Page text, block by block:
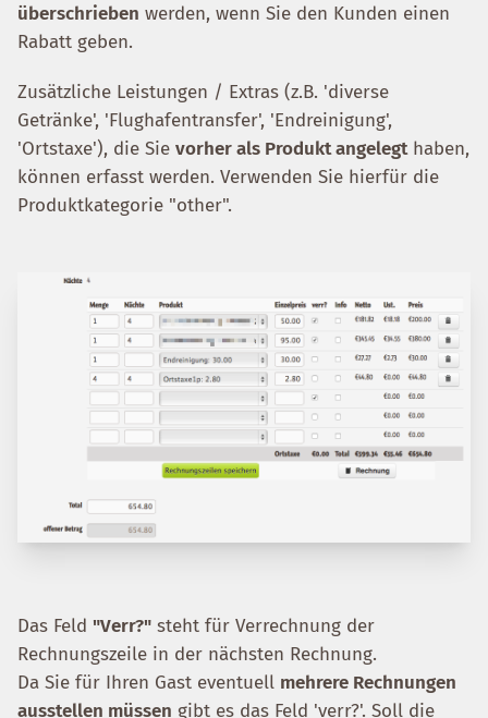
überschrieben werden, wenn Sie den Kunden einen
Rabatt geben.
Zusätzliche Leistungen / Extras (z.B. 'diverse
Getränke', 'Flughafentransfer', 'Endreinigung',
'Ortstaxe'), die Sie vorher als Produkt angelegthaben,
können erfasst werden. Verwenden Sie hierfür die
Produktkategorie "other".
Das Feld "Verr?" steht für Verrechnung der
Rechnungszeile in der nächsten Rechnung.
Da Sie für Ihren Gast eventuell mehrere Rechnungen
ausstellen müssen gibt es das Feld 'verr?'. Soll die